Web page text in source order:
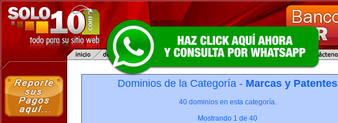
Dominios de la Categoría - Marcas y Patentes
40 dominios en esta categoría.
Mostrando 1 de 40